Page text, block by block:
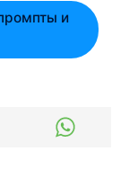
и